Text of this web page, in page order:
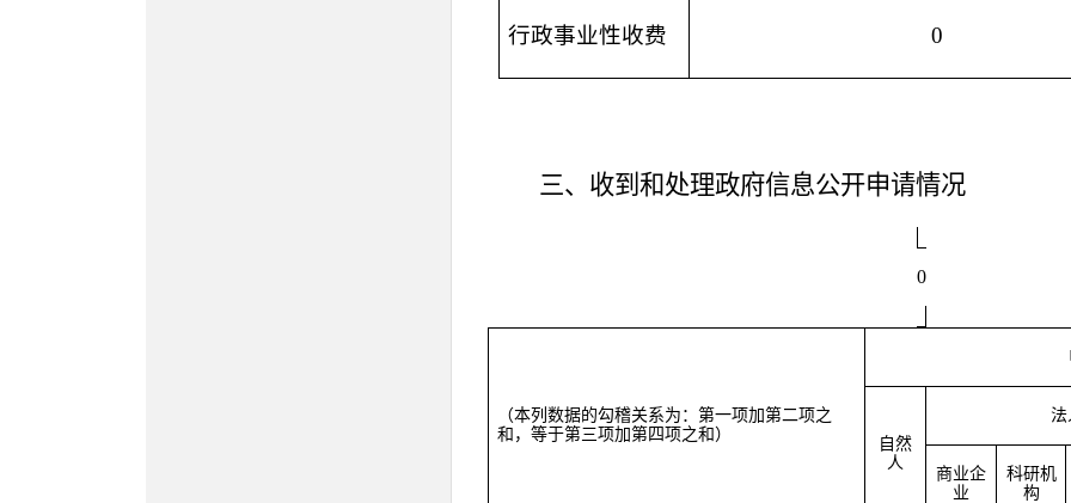
行政事业性收费 0
三、收到和处理政府信息公开申请情况
0
（本列数据的勾稽关系为：第一项加第二项之
和，等于第三项加第四项之和）
自然
人
商业企
业
科研机
构